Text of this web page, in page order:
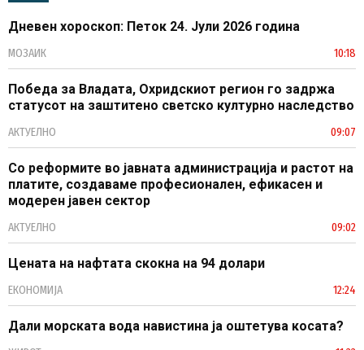
Дневен хороскоп: Петок 24. Јули 2026 година
МОЗАИК 10:18
Победа за Владата, Охридскиот регион го задржа
статусот на заштитено светско културно наследство
АКТУЕЛНО 09:07
Со реформите во јавната администрација и растот на
платите, создаваме професионален, ефикасен и
модерен јавен сектор
АКТУЕЛНО 09:02
Цената на нафтата скокна на 94 долари
ЕКОНОМИЈА 12:24
Дали морската вода навистина ја оштетува косата?